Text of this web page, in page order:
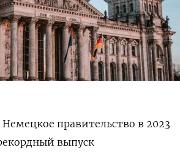
правительство в 2023
выпуск